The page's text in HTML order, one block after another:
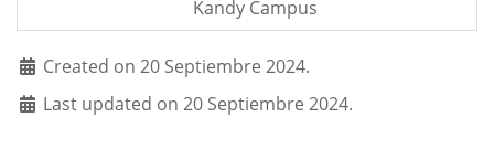
Kandy Campus
Created on 20 Septiembre 2024.
Last updated on 20 Septiembre 2024.